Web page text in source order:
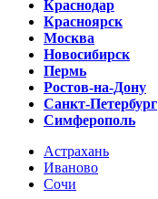
Краснодар
Красноярск
Москва
Новосибирск
Пермь
Ростов-на-Дону
Санкт-Петербург
Симферополь
Астрахань
Иваново
Сочи